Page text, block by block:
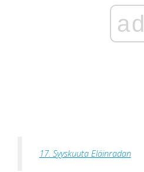
ad
17. Syyskuuta Eläinradan